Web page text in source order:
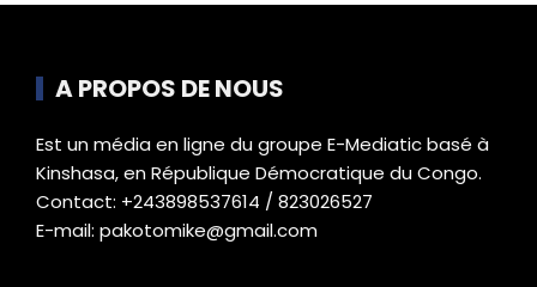
A PROPOS DE NOUS
Est un média en ligne du groupe E-Mediatic basé à
Kinshasa, en République Démocratique du Congo.
Contact: +243898537614 / 823026527
E-mail: pakotomike@gmail.com